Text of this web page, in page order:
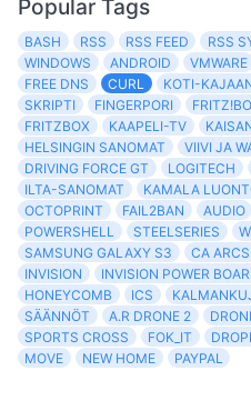
Popular Tags
BASH RSS RSS FEED RSS
WINDOWS
ANDROID VMWARE
FREE DNS
CURL KOTI-
SKRIPTI
FINGERPORI
FRITZBOX
KAAPELI-TV
HELSINGIN SANOMAT
VIIVI JA
DRIVING FORCE GT
LOGITECH
ILTA-SANOMAT
KAMALA
OCTOPRINT
FAIL2BAN AUDIO
POWERSHELL
STEELSERIES
SAMSUNG GALAXY S3
CA
INVISION
INVISION POWER
HONEYCOMB
ICS
SÄÄNNÖT
A.R DRONE 2
SPORTS CROSS
FOK_IT
MOVE
NEW HOME PAYPAL